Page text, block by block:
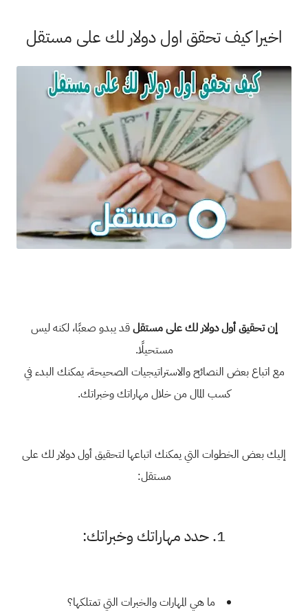
اخيرا كيف تحقق اول دولار لك على مستقل
إن تحقيق أول دولار لك على مستقلقد يبدو صعبًا، لكنه ليس
مستحيلًا.
مع اتباع بعض النصائح والاستراتيجيات الصحيحة، يمكنك البدء في
كسب المال من خلال مهاراتك وخبراتك.
إليك بعض الخطوات التي يمكنك اتباعها لتحقيق أول دولار لك على
مستقل:
1. حدد مهاراتك وخبراتك:
ما هي المهارات والخبرات التي تمتلكها؟